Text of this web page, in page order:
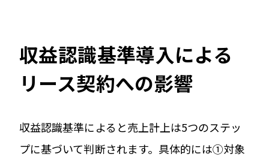
収益認識基準導入による
リース契約への影響
収益認識基準によると売上計上は5つのステッ
プに基づいて判断されます。具体的には①対象